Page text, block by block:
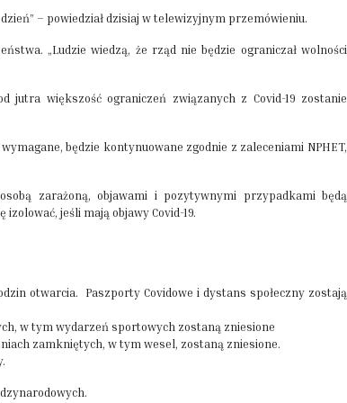
– powiedział dzisiaj w telewizyjnym przemówieniu.
„Ludzie wiedzą, że rząd nie będzie ograniczał wolności
jutra większość ograniczeń związanych z Covid-19 zostanie
będzie kontynuowane zgodnie z zaleceniami NPHET,
zarażoną, objawami i pozytywnymi przypadkami będą
jeśli mają objawy Covid-19.
otwarcia. Paszporty Covidowe i dystans społeczny zostają
w tym wydarzeń sportowych zostaną zniesione
zamkniętych, w tym wesel, zostaną zniesione.